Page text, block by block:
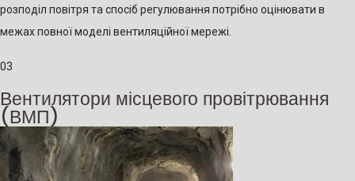
розподіл повітря та спосіб регулювання потрібно оцінювати в
межах повної моделі вентиляційної мережі.
03
Вентилятори місцевого провітрювання
(ВМП)